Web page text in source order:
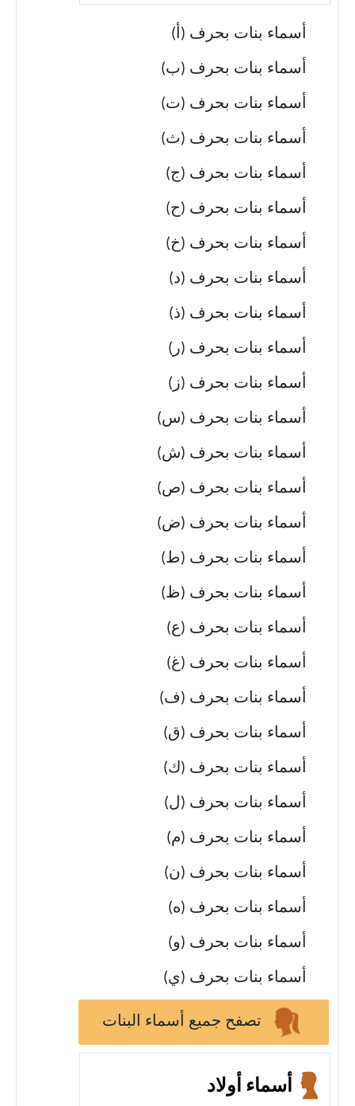
أسماء بنات بحرف (أ)
أسماء بنات بحرف (ب)
أسماء بنات بحرف (ت)
أسماء بنات بحرف (ث)
أسماء بنات بحرف (ج)
أسماء بنات بحرف (ح)
أسماء بنات بحرف (خ)
أسماء بنات بحرف (د)
أسماء بنات بحرف (ذ)
أسماء بنات بحرف (ر)
أسماء بنات بحرف (ز)
أسماء بنات بحرف (س)
أسماء بنات بحرف (ش)
أسماء بنات بحرف (ص)
أسماء بنات بحرف (ض)
أسماء بنات بحرف (ط)
أسماء بنات بحرف (ظ)
أسماء بنات بحرف (ع)
أسماء بنات بحرف (غ)
أسماء بنات بحرف (ف)
أسماء بنات بحرف (ق)
أسماء بنات بحرف (ك)
أسماء بنات بحرف (ل)
أسماء بنات بحرف (م)
أسماء بنات بحرف (ن)
أسماء بنات بحرف (ه)
أسماء بنات بحرف (و)
أسماء بنات بحرف (ي)
تصفح جميع أسماء البنات
أسماء أولاد